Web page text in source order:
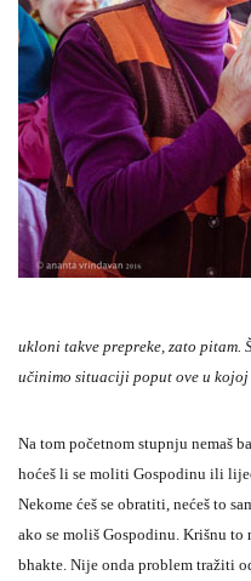
ukloni takve prepreke, zato pitam.
učinimo situaciji poput ove u
Na tom početnom stupnju nemaš
hoćeš li se moliti Gospodinu ili
Nekome ćeš se obratiti, nećeš to
ako se moliš Gospodinu. Krišnu to
bhakte. Nije onda problem tražiti